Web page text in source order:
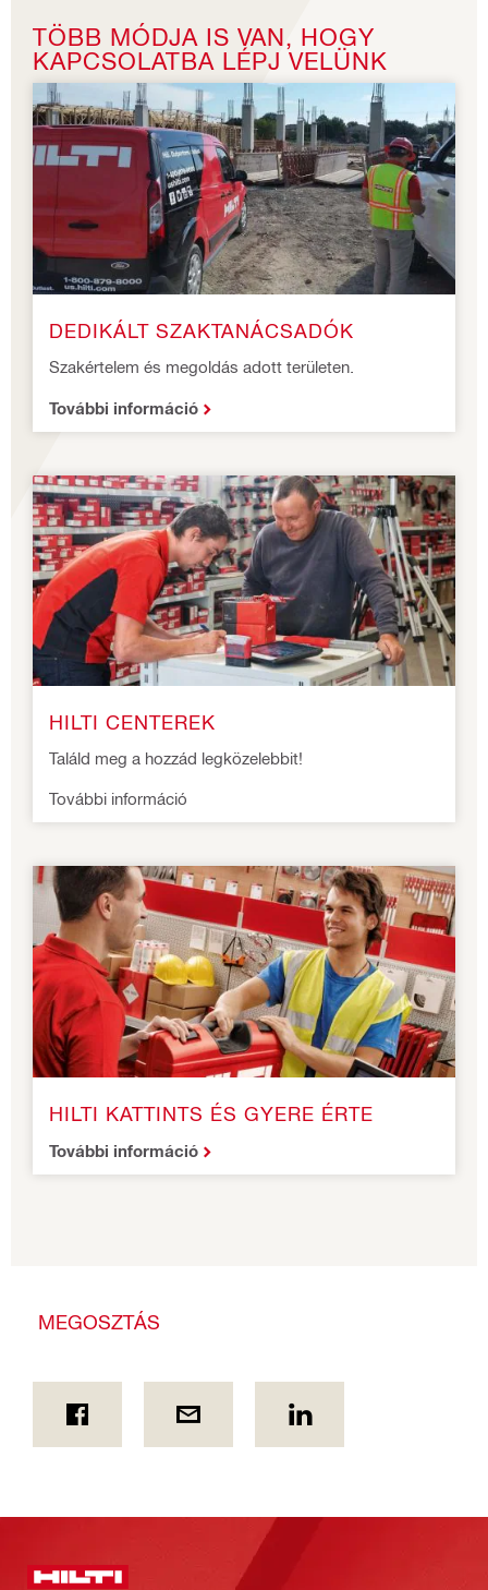
TÖBB MÓDJA IS VAN, HOGY
KAPCSOLATBA LÉPJ VELÜNK
DEDIKÁLT SZAKTANÁCSADÓK
Szakértelem és megoldás adott területen.
További információ
HILTI CENTEREK
Találd meg a hozzád legközelebbit!
További információ
HILTI KATTINTS ÉS GYERE ÉRTE
További információ
MEGOSZTÁS